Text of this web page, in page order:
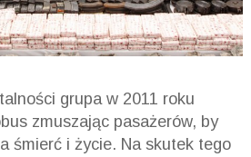
grupa w 2011 roku
zmuszając pasażerów, by
śmierć i życie. Na skutek tego